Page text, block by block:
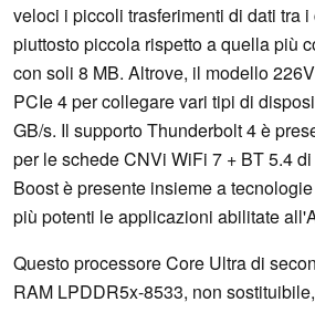
veloci i piccoli trasferimenti di dati tra
piuttosto piccola rispetto a quella più
con soli 8 MB. Altrove, il modello
PCIe 4 per collegare vari tipi di
GB/s. Il supporto Thunderbolt 4 è
per le schede CNVi WiFi 7 + BT 5.4
Boost è presente insieme a
più potenti le applicazioni abilitate
Questo processore Core Ultra di
RAM LPDDR5x-8533, non